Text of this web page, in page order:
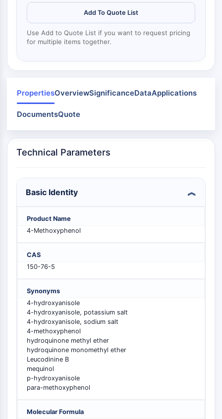
Kinésine
ROCK
Intégrine
Microtubule/tubuline
Signalisation JAK/STAT
JAK
STAT
PI3K/Akt/mTOR
Superfamille IPK
MELK
PIKfyve
PIN1
PTEN
PI4K
ATM/ATR
GSK-3
AMPK
mTOR
PI3K
Akt
RÉCEPTEUR NUCLÉAIRE LIÉ À LA VITAMINE
Récepteur nucléaire lié à la vitamine D
Add To Quote List
Use Add to Quote List if you want to request pricing
for multiple items together.
PropertiesOverviewSignificanceDataApplications
DocumentsQuote
Technical Parameters
Basic Identity
Product Name
4-Methoxyphenol
CAS
150-76-5
Synonyms
4-hydroxyanisole
4-hydroxyanisole, potassium salt
4-hydroxyanisole, sodium salt
4-methoxyphenol
hydroquinone methyl ether
hydroquinone monomethyl ether
Leucodinine B
mequinol
p-hydroxyanisole
para-methoxyphenol
Molecular Formula